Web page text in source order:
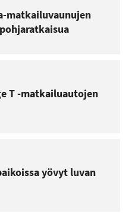
matkailuvaunujen
T -matkailuautojen
yövyt luvan